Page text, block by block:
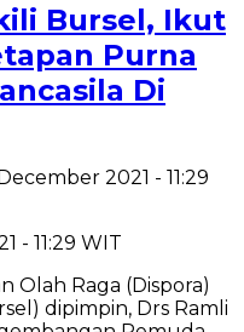
Bursel, Ikut
Purna
Di
2021 - 11:29
- 11:29 WIT
Olah Raga (Dispora)
dipimpin, Drs Ramli